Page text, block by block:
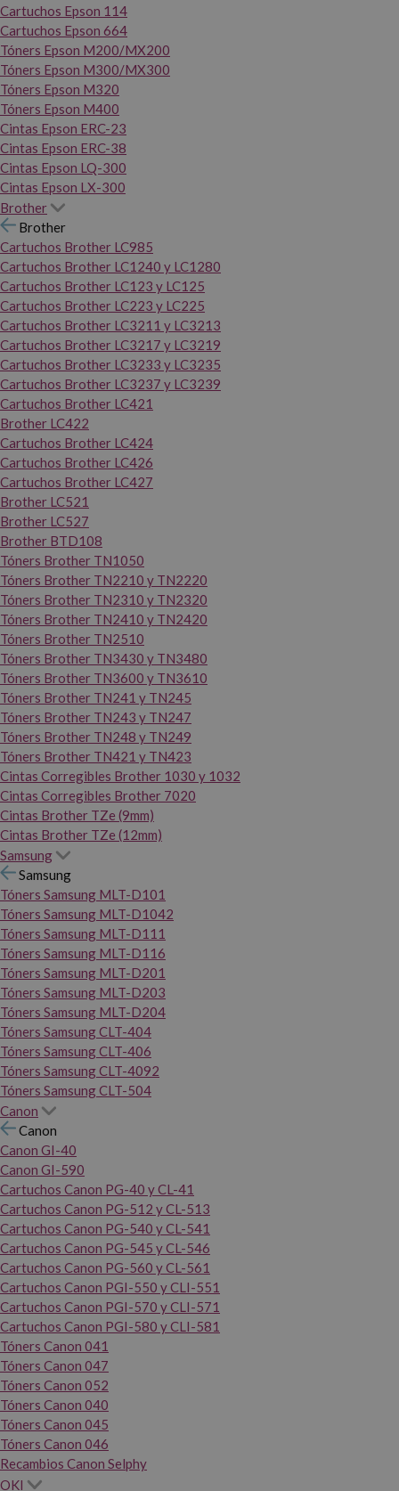
Cartuchos Epson 114
Cartuchos Epson 664
Tóners Epson M200/MX200
Tóners Epson M300/MX300
Tóners Epson M320
Tóners Epson M400
Cintas Epson ERC-23
Cintas Epson ERC-38
Cintas Epson LQ-300
Cintas Epson LX-300
Brother
Brother
Cartuchos Brother LC985
Cartuchos Brother LC1240 y LC1280
Cartuchos Brother LC123 y LC125
Cartuchos Brother LC223 y LC225
Cartuchos Brother LC3211 y LC3213
Cartuchos Brother LC3217 y LC3219
Cartuchos Brother LC3233 y LC3235
Cartuchos Brother LC3237 y LC3239
Cartuchos Brother LC421
Brother LC422
Cartuchos Brother LC424
Cartuchos Brother LC426
Cartuchos Brother LC427
Brother LC521
Brother LC527
Brother BTD108
Tóners Brother TN1050
Tóners Brother TN2210 y TN2220
Tóners Brother TN2310 y TN2320
Tóners Brother TN2410 y TN2420
Tóners Brother TN2510
Tóners Brother TN3430 y TN3480
Tóners Brother TN3600 y TN3610
Tóners Brother TN241 y TN245
Tóners Brother TN243 y TN247
Tóners Brother TN248 y TN249
Tóners Brother TN421 y TN423
Cintas Corregibles Brother 1030 y 1032
Cintas Corregibles Brother 7020
Cintas Brother TZe (9mm)
Cintas Brother TZe (12mm)
Samsung
Samsung
Tóners Samsung MLT-D101
Tóners Samsung MLT-D1042
Tóners Samsung MLT-D111
Tóners Samsung MLT-D116
Tóners Samsung MLT-D201
Tóners Samsung MLT-D203
Tóners Samsung MLT-D204
Tóners Samsung CLT-404
Tóners Samsung CLT-406
Tóners Samsung CLT-4092
Tóners Samsung CLT-504
Canon
Canon
Canon GI-40
Canon GI-590
Cartuchos Canon PG-40 y CL-41
Cartuchos Canon PG-512 y CL-513
Cartuchos Canon PG-540 y CL-541
Cartuchos Canon PG-545 y CL-546
Cartuchos Canon PG-560 y CL-561
Cartuchos Canon PGI-550 y CLI-551
Cartuchos Canon PGI-570 y CLI-571
Cartuchos Canon PGI-580 y CLI-581
Tóners Canon 041
Tóners Canon 047
Tóners Canon 052
Tóners Canon 040
Tóners Canon 045
Tóners Canon 046
Recambios Canon Selphy
OKI